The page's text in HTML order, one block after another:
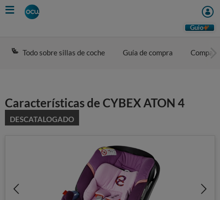
Skip
to
Guio
Todo sobre sillas de coche Guía de compra
Características de CYBEX ATON 4
DESCATALOGADO